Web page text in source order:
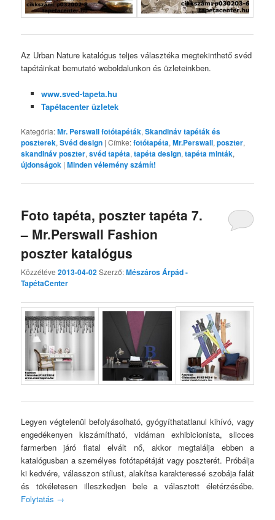
Az Urban Nature katalógus teljes választéka megtekinthető svéd
tapétáinkat bemutató weboldalunkon és üzleteinkben.
www.sved-tapeta.hu
Tapétacenter üzletek
Kategória:Mr. Perswall fotótapéták,Skandináv tapéták és
poszterek,Svéd design |Címke:fotótapéta,Mr.Perswall,poszter,
skandináv poszter,svéd tapéta,tapéta design,tapéta minták,
újdonságok |Minden vélemény számít!
Foto tapéta, poszter tapéta 7.
– Mr.Perswall Fashion
poszter katalógus
Közzétéve2013-04-02Szerző:Mészáros Árpád -
TapétaCenter
Legyen végtelenül befolyásolható, gyógyíthatatlanul kihívó, vagy
engedékenyen kiszámítható, vidáman exhibicionista, slicces
farmerben járó fiatal elvált nő, akkor megtalálja ebben a
katalógusban a személyes fotótapétáját vagy poszterét. Próbálja
ki kedvére, válasszon stílust, alakítsa karakteressé szobája falát
és tökéletesen illeszkedjen bele a választott életérzésébe.
Folytatás →